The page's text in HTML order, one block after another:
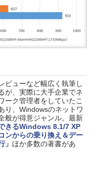
ビューなど幅広く執筆し
が、実際に大手企業でネ
ーク管理者をしていたこ
り、Windowsのネットワ
般が得意ジャンル。最新
できるWindows 8.1/7 XP
ンからの乗り換え＆デー
」 ほか多数の著書があ